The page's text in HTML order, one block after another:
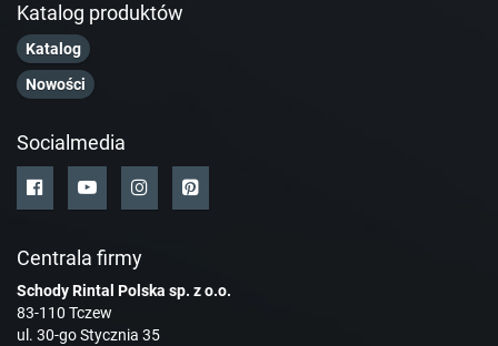
Katalog produktów
Katalog
Nowości
Socialmedia
Centrala firmy
Schody Rintal Polska sp. z o.o.
83-110 Tczew
ul. 30-go Stycznia 35